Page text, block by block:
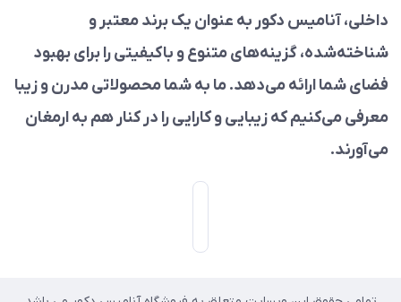
داخلی، آنامیس دکور به عنوان یک برند معتبر و
شناخته‌شده، گزینه‌های متنوع و باکیفیتی را برای بهبود
فضای شما ارائه می‌دهد. ما به شما محصولاتی مدرن و زیبا
معرفی می‌کنیم که زیبایی و کارایی را در کنار هم به ارمغان
می‌آورند.